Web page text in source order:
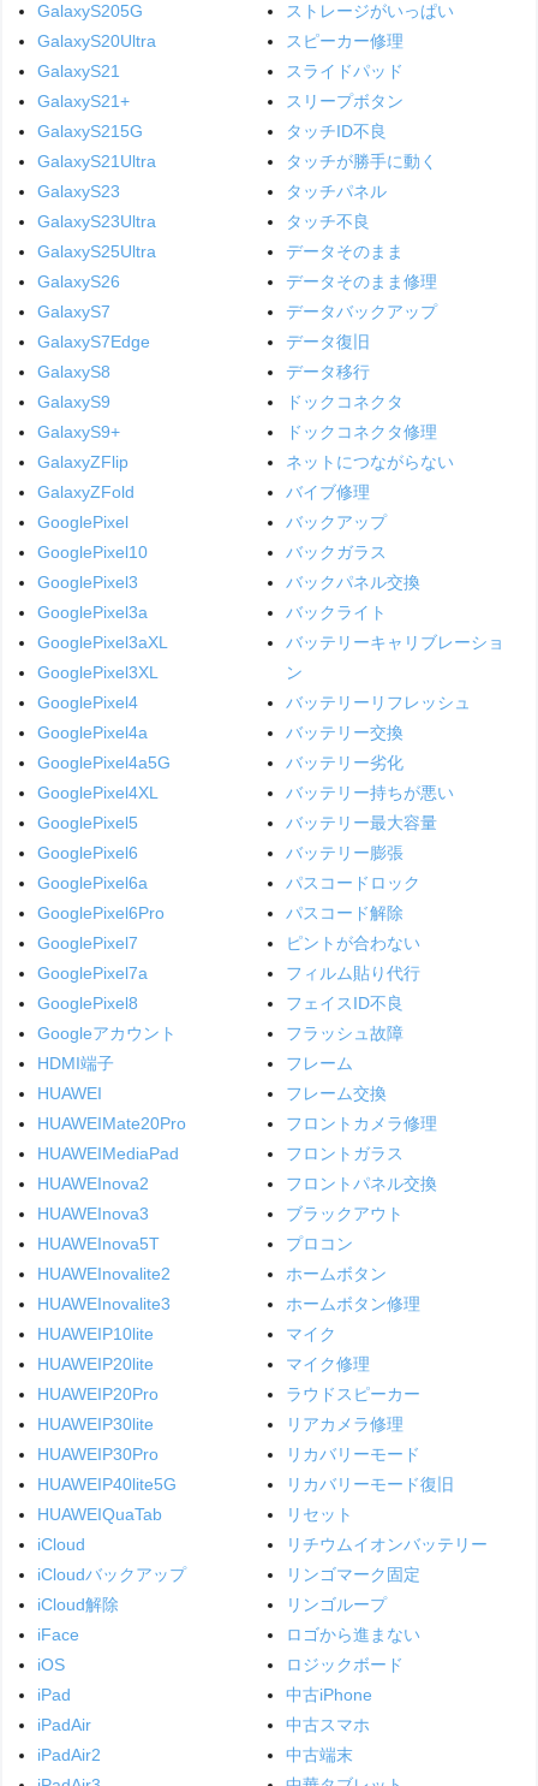
GalaxyS205G
GalaxyS20Ultra
GalaxyS21
GalaxyS21+
GalaxyS215G
GalaxyS21Ultra
GalaxyS23
GalaxyS23Ultra
GalaxyS25Ultra
GalaxyS26
GalaxyS7
GalaxyS7Edge
GalaxyS8
GalaxyS9
GalaxyS9+
GalaxyZFlip
GalaxyZFold
GooglePixel
GooglePixel10
GooglePixel3
GooglePixel3a
GooglePixel3aXL
GooglePixel3XL
GooglePixel4
GooglePixel4a
GooglePixel4a5G
GooglePixel4XL
GooglePixel5
GooglePixel6
GooglePixel6a
GooglePixel6Pro
GooglePixel7
GooglePixel7a
GooglePixel8
Googleアカウント
HDMI端子
HUAWEI
HUAWEIMate20Pro
HUAWEIMediaPad
HUAWEInova2
HUAWEInova3
HUAWEInova5T
HUAWEInovalite2
HUAWEInovalite3
HUAWEIP10lite
HUAWEIP20lite
HUAWEIP20Pro
HUAWEIP30lite
HUAWEIP30Pro
HUAWEIP40lite5G
HUAWEIQuaTab
iCloud
iCloudバックアップ
iCloud解除
iFace
iOS
iPad
iPadAir
iPadAir2
ストレージがいっぱい
スピーカー修理
スライドパッド
スリープボタン
タッチID不良
タッチが勝手に動く
タッチパネル
タッチ不良
データそのまま
データそのまま修理
データバックアップ
データ復旧
データ移行
ドックコネクタ
ドックコネクタ修理
ネットにつながらない
バイブ修理
バックアップ
バックガラス
バックパネル交換
バックライト
バッテリーキャリブレーショ
ン
バッテリーリフレッシュ
バッテリー交換
バッテリー劣化
バッテリー持ちが悪い
バッテリー最大容量
バッテリー膨張
パスコードロック
パスコード解除
ピントが合わない
フィルム貼り代行
フェイスID不良
フラッシュ故障
フレーム
フレーム交換
フロントカメラ修理
フロントガラス
フロントパネル交換
ブラックアウト
プロコン
ホームボタン
ホームボタン修理
マイク
マイク修理
ラウドスピーカー
リアカメラ修理
リカバリーモード
リカバリーモード復旧
リセット
リチウムイオンバッテリー
リンゴマーク固定
リンゴループ
ロゴから進まない
ロジックボード
中古iPhone
中古スマホ
中古端末